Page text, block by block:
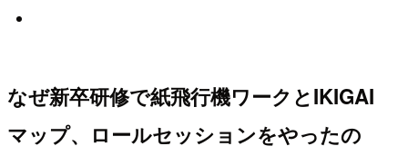
なぜ新卒研修で紙飛行機ワークとIKIGAI
マップ、ロールセッションをやったの